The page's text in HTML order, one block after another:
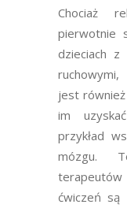
Chociaż
pierwotnie
dzieciach z
jest
im
przykład
mózgu.
ćwiczeń są